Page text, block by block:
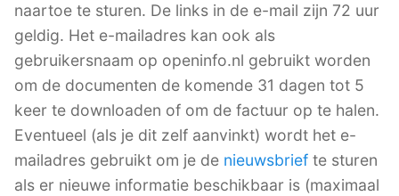
naartoe te sturen. De links in de e-mail zijn 72 uur
geldig. Het e-mailadres kan ook als
gebruikersnaam op openinfo.nl gebruikt worden
om de documenten de komende 31 dagen tot 5
keer te downloaden of om de factuur op te halen.
Eventueel (als je dit zelf aanvinkt) wordt het e-
mailadres gebruikt om je de nieuwsbrief te sturen
als er nieuwe informatie beschikbaar is (maximaal